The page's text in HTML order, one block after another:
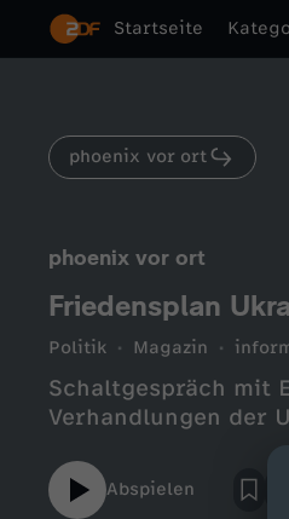
Startseite
phoenix vor ort
phoenix vor ort
Friedensplan
Politik Magazin
Schaltgespräch mit
Verhandlungen der
Abspielen